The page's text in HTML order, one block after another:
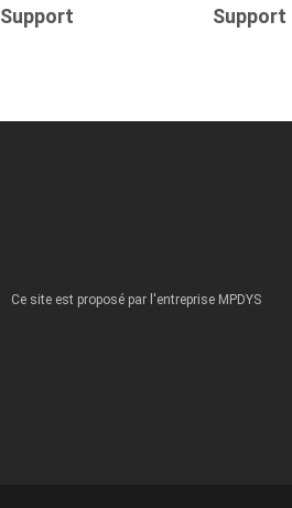
Support
Support
Ce site est proposé par l'entreprise MPDYS